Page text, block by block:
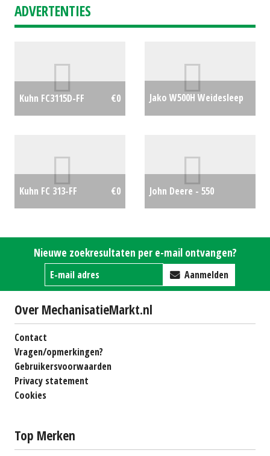
ADVERTENTIES
Kuhn FC3115D-FF €0
Jako W500H Weidesleep
Kuhn FC 313-FF €0
John Deere - 550
Nieuwe zoekresultaten per e-mail ontvangen?
Aanmelden
Over MechanisatieMarkt.nl
Contact
Vragen/opmerkingen?
Gebruikersvoorwaarden
Privacy statement
Cookies
Top Merken